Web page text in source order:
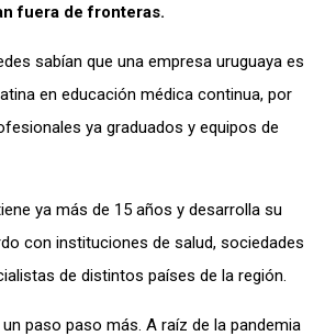
fuera de fronteras.
sabían que una empresa uruguaya es
en educación médica continua, por
ya graduados y equipos de
ya más de 15 años y desarrolla su
con instituciones de salud, sociedades
de distintos países de la región.
paso paso más. A raíz de la pandemia